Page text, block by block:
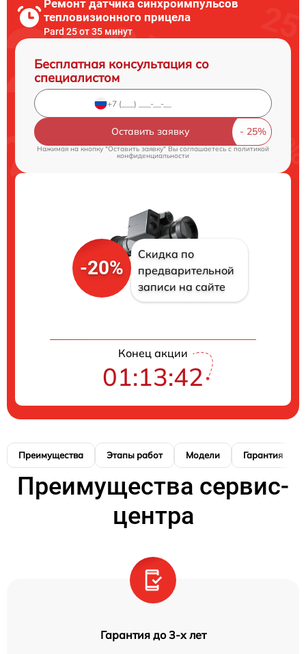
Ремонт датчика синхроимпульсов
тепловизионного прицела
Pard 25 от 35 минут
Бесплатная консультация со
специалистом
Оставить заявку
Нажимая на кнопку "Оставить заявку" Вы соглашаетесь c политикой
конфиденциальности
-20%
Скидка по
предварительной
записи на сайте
Конец акции
01:13:41
Преимущества Этапы работ Модели Гарантия
Преимущества сервис-
центра
Гарантия до 3-х лет